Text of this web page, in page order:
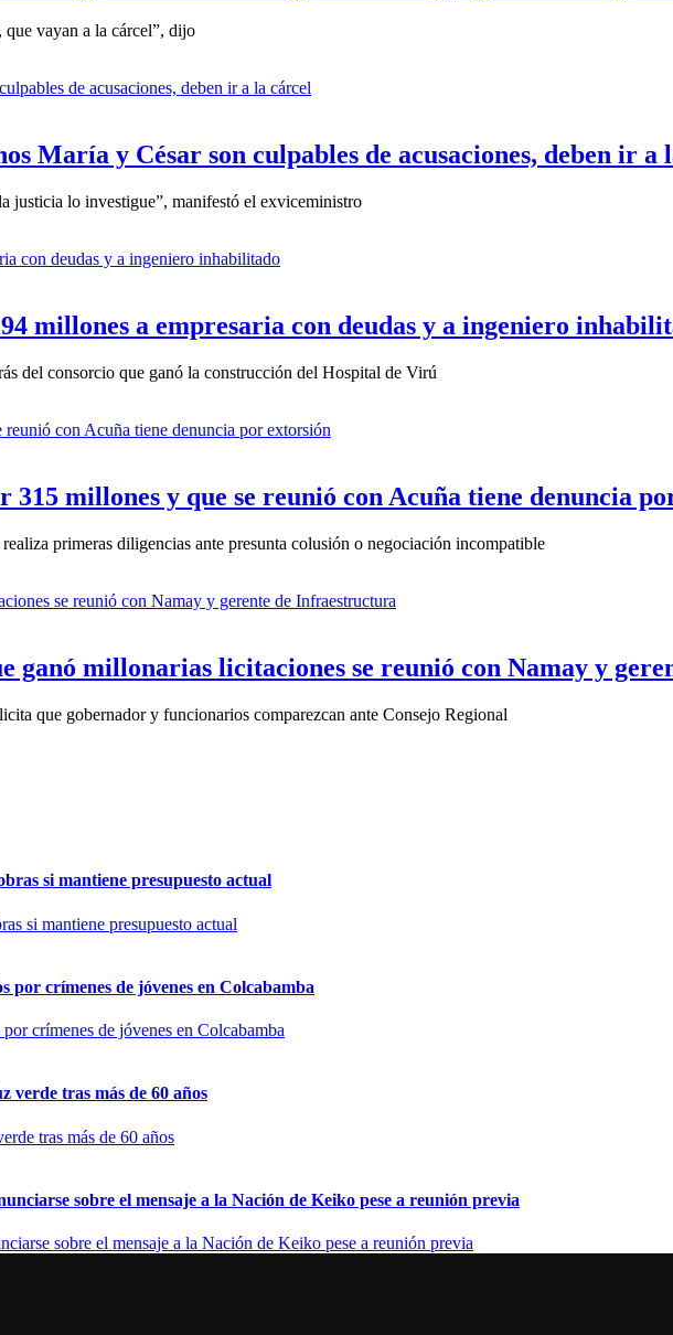
vayan a la cárcel”, dijo
María y César son culpables de acusaciones, deben ir a
justicia lo investigue”, manifestó el exviceministro
millones a empresaria con deudas y a ingeniero
del consorcio que ganó la construcción del Hospital de Virú
315 millones y que se reunió con Acuña tiene denuncia
primeras diligencias ante presunta colusión o negociación incompatible
ganó millonarias licitaciones se reunió con Namay y
que gobernador y funcionarios comparezcan ante Consejo Regional
si mantiene presupuesto actual
por crímenes de jóvenes en Colcabamba
verde tras más de 60 años
sobre el mensaje a la Nación de Keiko pese a reunión previa